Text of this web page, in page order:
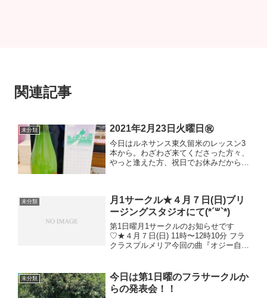
関連記事
未分類 2021年2月23日火曜日㊗️
今日はルネサンス東久留米のレッスン3
本から。わざわざ来てくださった方々、
やっと逢えた方、祝日でお休みだからお
ざいました！！！...
未分類
月1サークル★４月７日(日)ブリ
ージングスタジオにて(*´꒳`*)
第1日曜月1サークルのお知らせです
♡★４月７日(日) 11時〜12時10分 フラ
クラスプルメリア今回の曲『オジー自慢
トレヨガクラス今回のテーマは『体幹の
安定、...
未分類
今日は第1日曜のフラサークルか
らの発表会！！